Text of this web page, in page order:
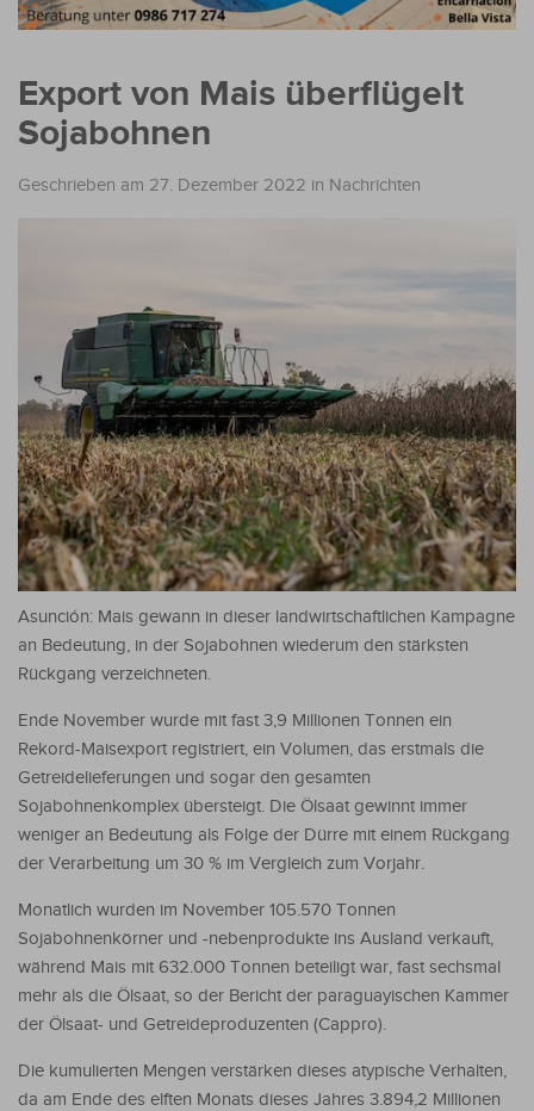
Export von Mais überflügelt
Sojabohnen
Geschrieben am 27. Dezember 2022 in Nachrichten
Asunción: Mais gewann in dieser landwirtschaftlichen Kampagne
an Bedeutung, in der Sojabohnen wiederum den stärksten
Rückgang verzeichneten.
Ende November wurde mit fast 3,9 Millionen Tonnen ein
Rekord-Maisexport registriert, ein Volumen, das erstmals die
Getreidelieferungen und sogar den gesamten
Sojabohnenkomplex übersteigt. Die Ölsaat gewinnt immer
weniger an Bedeutung als Folge der Dürre mit einem Rückgang
der Verarbeitung um 30 % im Vergleich zum Vorjahr.
Monatlich wurden im November 105.570 Tonnen
Sojabohnenkörner und -nebenprodukte ins Ausland verkauft,
während Mais mit 632.000 Tonnen beteiligt war, fast sechsmal
mehr als die Ölsaat, so der Bericht der paraguayischen Kammer
der Ölsaat- und Getreideproduzenten (Cappro).
Die kumulierten Mengen verstärken dieses atypische Verhalten,
da am Ende des elften Monats dieses Jahres 3.894,2 Millionen